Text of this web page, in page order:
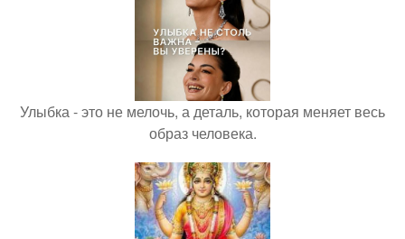
Улыбка - это не мелочь, а деталь, которая меняет весь
образ человека.